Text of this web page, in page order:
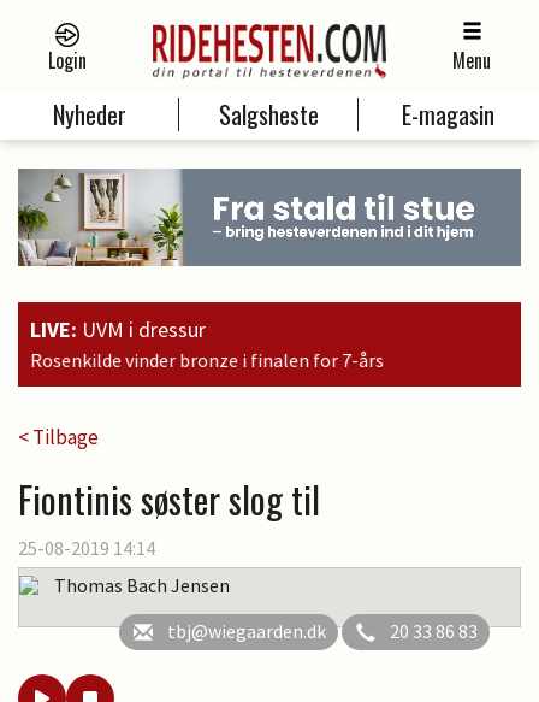
Login Menu
Nyheder Salgsheste E-magasin
LIVE: UVM i dressur
i finalen for 7-års
< Tilbage
Fiontinis søster slog til
25-08-2019 14:14
Thomas Bach Jensen
tbj@wiegaarden.dk
20 33 86 83